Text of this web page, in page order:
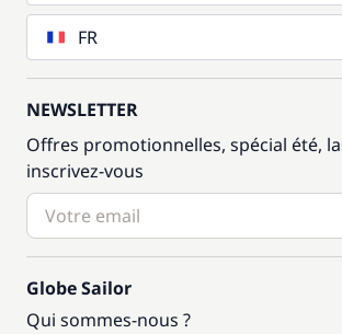
FR
NEWSLETTER
Offres promotionnelles, spécial été,
inscrivez-vous
Globe Sailor
Qui sommes-nous ?